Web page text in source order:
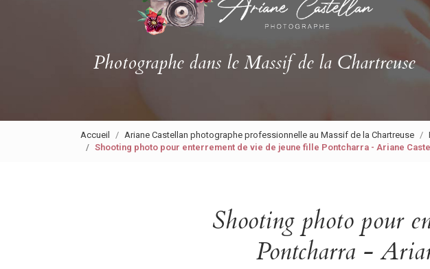
Photographe dans le Massif de la Chartreuse
Accueil Ariane Castellan photographe professionnelle au Massif de la Chartreuse
Shooting photo pour enterrement de vie de jeune fille Pontcharra - Ariane
Shooting photo pour
Pontcharra -